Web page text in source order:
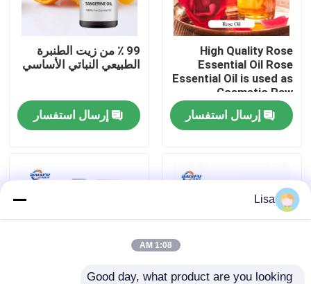
برنامج VR
حولنا
جولة في المصنع
اتصل بنا
نكهات الجوهر الغذائي
High Quality Rose
Essential Oil Rose
Essential Oil is used as
Cosmetic Raw
Material
إرسال استفسار
99 ٪ من زيت الطنبرة
الطبيعي النباتي الأساسي
إرسال استفسار
Lisa
1:08 AM
Good day, what product are you looking